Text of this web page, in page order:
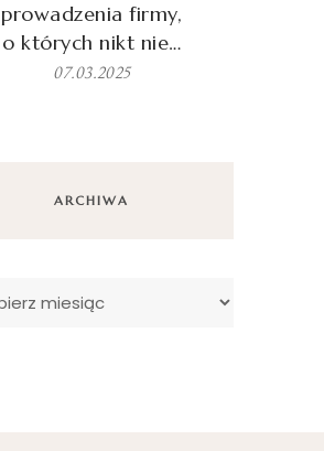
prowadzenia firmy,
o których nikt nie…
07.03.2025
ARCHIWA